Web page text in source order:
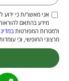
אני מאשר/ת כי ידוע
ולמטרות המפורטות
מרצוני החופשי, וכי